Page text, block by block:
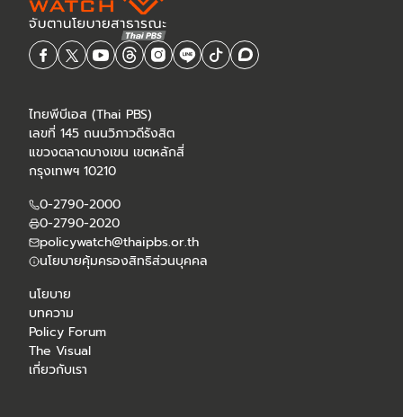
ไทยพีบีเอส (Thai PBS)
เลขที่ 145 ถนนวิภาวดีรังสิต
แขวงตลาดบางเขน เขตหลักสี่
กรุงเทพฯ 10210
0-2790-2000
0-2790-2020
policywatch@thaipbs.or.th
นโยบายคุ้มครองสิทธิส่วนบุคคล
นโยบาย
บทความ
Policy Forum
The Visual
เกี่ยวกับเรา